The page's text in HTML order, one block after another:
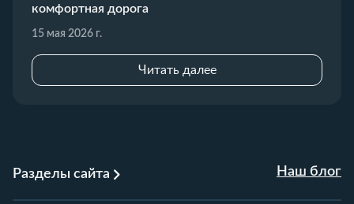
комфортная дорога
15 мая 2026 г.
Читать далее
Разделы сайта Наш блог